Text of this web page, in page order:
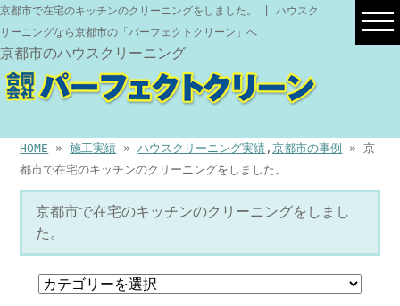
京都市で在宅のキッチンのクリーニングをしました。 | ハウスク
リーニングなら京都市の「パーフェクトクリーン」へ
京都市のハウスクリーニング
HOME »施工実績 »ハウスクリーニング実績 ,京都市の事例
» 京
都市で在宅のキッチンのクリーニングをしました。
京都市で在宅のキッチンのクリーニングをしまし
た。